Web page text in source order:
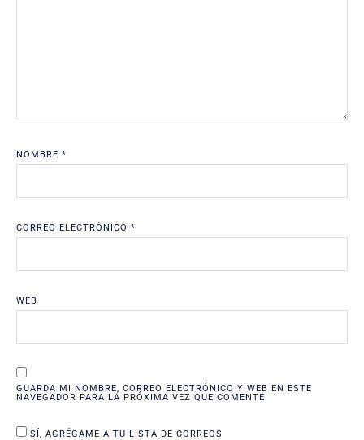
NOMBRE *
CORREO ELECTRÓNICO *
WEB
GUARDA MI NOMBRE, CORREO ELECTRÓNICO Y WEB EN ESTE
NAVEGADOR PARA LA PRÓXIMA VEZ QUE COMENTE.
SÍ, AGRÉGAME A TU LISTA DE CORREOS